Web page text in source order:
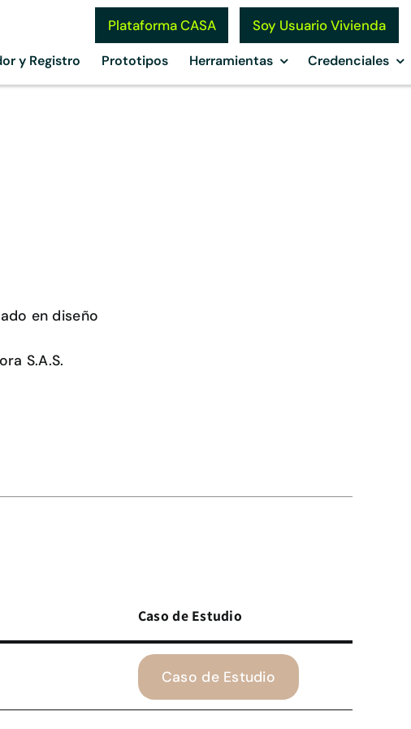
Plataforma CASA Soy Usuario Vivienda
y Registro Prototipos Herramientas Credenciales
en diseño
S.A.S.
Caso de Estudio
Caso de Estudio